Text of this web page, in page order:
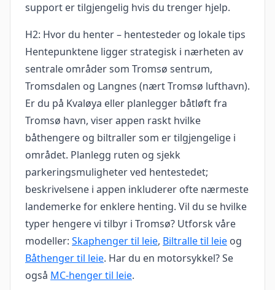
support er tilgjengelig hvis du trenger hjelp.
H2: Hvor du henter – hentesteder og lokale tips
Hentepunktene ligger strategisk i nærheten av
sentrale områder som Tromsø sentrum,
Tromsdalen og Langnes (nært Tromsø lufthavn).
Er du på Kvaløya eller planlegger båtløft fra
Tromsø havn, viser appen raskt hvilke
båthengere og biltraller som er tilgjengelige i
området. Planlegg ruten og sjekk
parkeringsmuligheter ved hentestedet;
beskrivelsene i appen inkluderer ofte nærmeste
landemerke for enklere henting. Vil du se hvilke
typer hengere vi tilbyr i Tromsø? Utforsk våre
modeller: Skaphenger til leie, Biltralle til leie og
Båthenger til leie. Har du en motorsykkel? Se
også MC-henger til leie.